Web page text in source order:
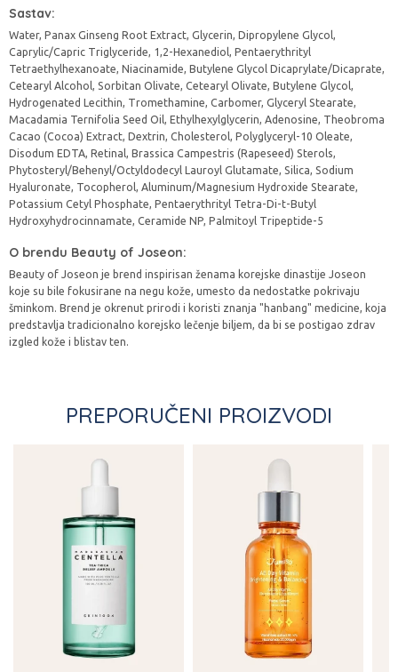
Sastav:
Water, Panax Ginseng Root Extract, Glycerin, Dipropylene Glycol,
Caprylic/Capric Triglyceride, 1,2-Hexanediol, Pentaerythrityl
Tetraethylhexanoate, Niacinamide, Butylene Glycol Dicaprylate/Dicaprate,
Cetearyl Alcohol, Sorbitan Olivate, Cetearyl Olivate, Butylene Glycol,
Hydrogenated Lecithin, Tromethamine, Carbomer, Glyceryl Stearate,
Macadamia Ternifolia Seed Oil, Ethylhexylglycerin, Adenosine, Theobroma
Cacao (Cocoa) Extract, Dextrin, Cholesterol, Polyglyceryl-10 Oleate,
Disodum EDTA, Retinal, Brassica Campestris (Rapeseed) Sterols,
Phytosteryl/Behenyl/Octyldodecyl Lauroyl Glutamate, Silica, Sodium
Hyaluronate, Tocopherol, Aluminum/Magnesium Hydroxide Stearate,
Potassium Cetyl Phosphate, Pentaerythrityl Tetra-Di-t-Butyl
Hydroxyhydrocinnamate, Ceramide NP, Palmitoyl Tripeptide-5
O brendu Beauty of Joseon:
Beauty of Joseon je brend inspirisan ženama korejske dinastije Joseon
koje su bile fokusirane na negu kože, umesto da nedostatke pokrivaju
šminkom. Brend je okrenut prirodi i koristi znanja "hanbang" medicine, koja
predstavlja tradicionalno korejsko lečenje biljem, da bi se postigao zdrav
izgled kože i blistav ten.
PREPORUČENI PROIZVODI